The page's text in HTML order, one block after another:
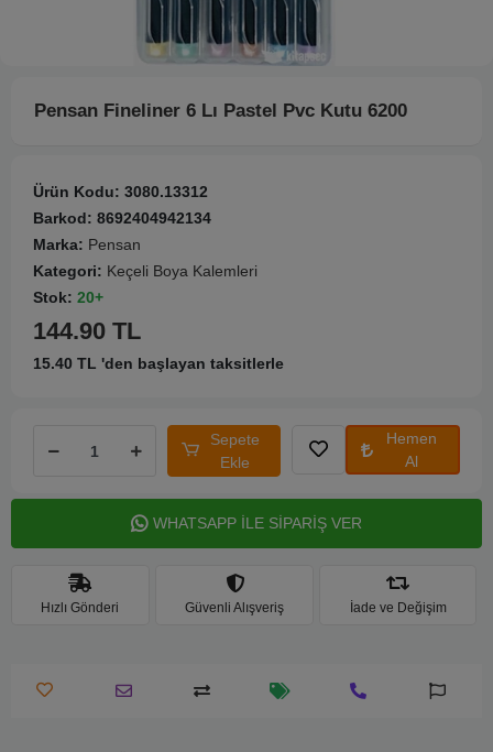
Pensan Fineliner 6 Lı Pastel Pvc Kutu 6200
Ürün Kodu: 3080.13312
Barkod: 8692404942134
Marka: Pensan
Kategori: Keçeli Boya Kalemleri
Stok: 20+
144.90 TL
15.40 TL 'den başlayan taksitlerle
Sepete
Ekle
Hemen
Al
WHATSAPP İLE SİPARİŞ VER
Hızlı Gönderi Güvenli Alışveriş İade ve Değişim